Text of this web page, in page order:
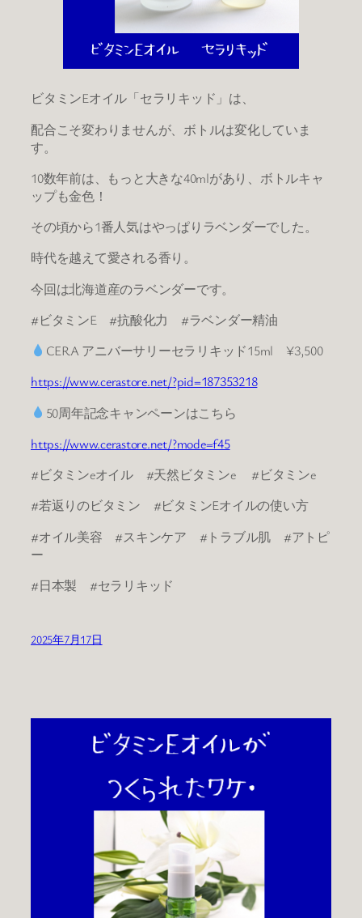
ビタミンEオイル「セラリキッド」は、
配合こそ変わりませんが、ボトルは変化していま
す。
10数年前は、もっと大きな40mlがあり、ボトルキャ
ップも金色！
その頃から1番人気はやっぱりラベンダーでした。
時代を越えて愛される香り。
今回は北海道産のラベンダーです。
#ビタミンE #抗酸化力 #ラベンダー精油
CERA アニバーサリーセラリキッド15ml ¥3,500
https://www.cerastore.net/?pid=187353218
50周年記念キャンペーンはこちら
https://www.cerastore.net/?mode=f45
#ビタミンeオイル #天然ビタミンe #ビタミンe
#若返りのビタミン #ビタミンEオイルの使い方
#オイル美容 #スキンケア #トラブル肌 #アトピ
ー
#日本製 #セラリキッド
2025年7月17日